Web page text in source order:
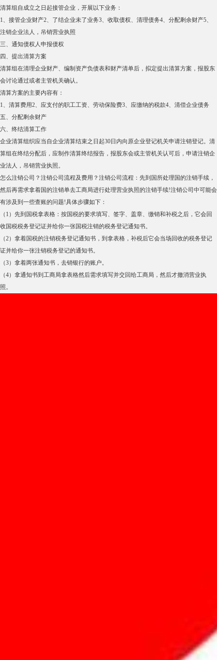
清算组自成立之日起接管企业，开展以下业务：
1、接管企业财产2、了结企业未了业务3、收取债权、清理债务4、分配剩余财产5、
注销企业法人，吊销营业执照
三、通知债权人申报债权
四、提出清算方案
清算组在清理企业财产、编制资产负债表和财产清单后，拟定提出清算方案，报股东
会讨论通过或者主管机关确认。
清算方案的主要内容有：
1、清算费用2、应支付的职工工资、劳动保险费3、应缴纳的税款4、清偿企业债务
五、分配剩余财产
六、终结清算工作
企业清算组织应当自企业清算结束之日起30日内向原企业登记机关申请注销登记。清
算组在终结分配后，应制作清算终结报告，报股东会或主管机关认可后，申请注销企
业法人，吊销营业执照。
怎么注销公司？注销公司流程及费用？注销公司流程：先到国所处理国的注销手续，
然后再需求拿着国的注销单去工商局进行处理营业执照的注销手续!注销公司中可能会
有涉及到一些查账的问题!具体步骤如下：
（1）先到国税拿表格：按国税的要求填写、签字、盖章、缴销和补税之后，它会回
收国税税务登记证并给你一张国税注销的税务登记通知书。
（2）拿着国税的注销税务登记通知书，到拿表格，补税后它会当场回收的税务登记
证并给你一张注销税务登记的通知书。
（3）拿着两张通知书，去销银行的账户。
（4）拿通知书到工商局拿表格然后需求填写并交回给工商局，然后才撤消营业执
照。